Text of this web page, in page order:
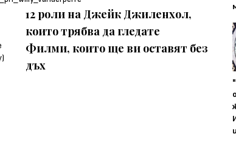
12 роли на Джейк Джиленхол,
които трябва да гледате
Филми, които ще ви оставят без
дъх